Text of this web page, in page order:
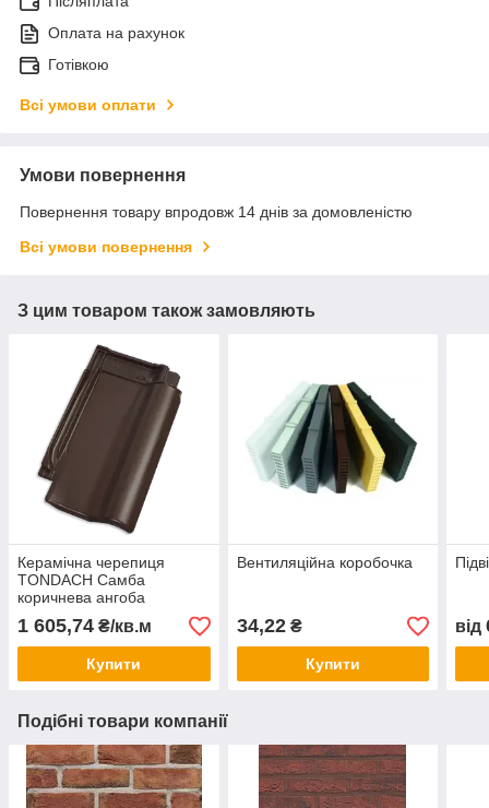
Оплата на рахунок
Готівкою
Всі умови оплати
Умови повернення
Повернення товару впродовж 14 днів за домовленістю
Всі умови повернення
З цим товаром також замовляють
Керамічна черепиця
TONDACH Самба
коричнева ангоба
1 605,74 ₴/кв.м
Купити
Вентиляційна коробочка
34,22₴
Купити
від
Подібні товари компанії